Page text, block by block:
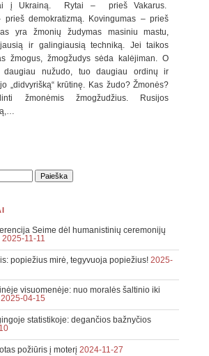
į Ukrainą. Rytai – prieš Vakarus.
prieš demokratizmą. Kovingumas – prieš
yra žmonių žudymas masiniu mastu,
ir galingiausią techniką. Jei taikos
žmogus, žmogžudys sėda kalėjiman. O
daugiau nužudo, tuo daugiau ordinų ir
„didvyrišką“ krūtinę. Kas žudo? Žmonės?
žmonėmis žmogžudžius. Rusijos
Seime dėl humanistinių ceremonijų
2025-11-11
popiežius mirė, tegyvuoja popiežius! 2025-
visuomenėje: nuo moralės šaltinio iki
2025-04-15
statistikoje: degančios bažnyčios
požiūris į moterį 2024-11-27